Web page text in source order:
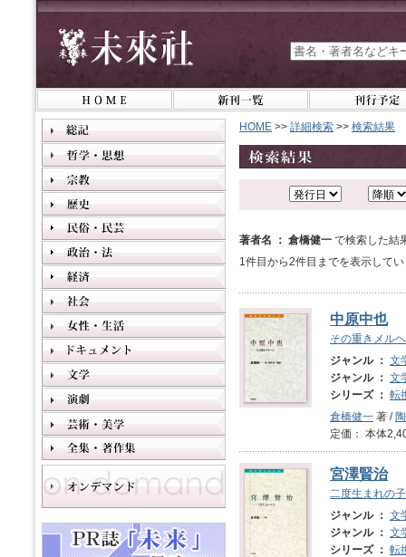
HOME >> 詳細検索 >> 検索結果
著者名 ： 倉橋健一 で検索した結
1件目から2件目までを表示して
中原中也
その重きメル
ジャンル ： 文
ジャンル ： 文
シリーズ ： 転
倉橋健一 著 /
定価： 本体
宮澤賢治
二度生まれの子
ジャンル ： 文
ジャンル ： 文
シリーズ ： 転